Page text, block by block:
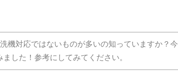
機対応ではないものが多いの知っていますか？今
ました！参考にしてみてください。